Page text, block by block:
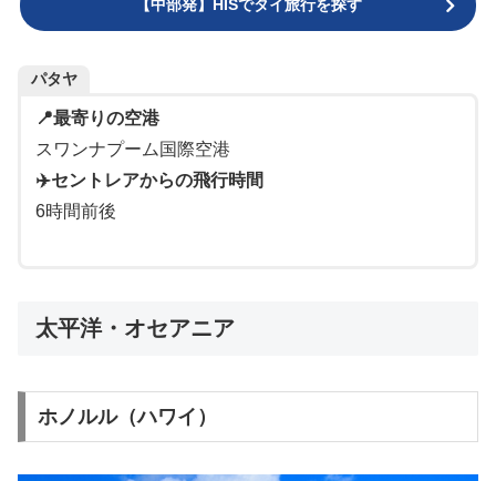
【中部発】HISでタイ旅行を探す
パタヤ
📍最寄りの空港
スワンナプーム国際空港
✈️セントレアからの飛行時間
6時間前後
太平洋・オセアニア
ホノルル（ハワイ）